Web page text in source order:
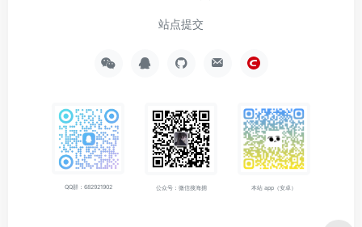
站点提交
QQ群：682921902 公众号：微信搜海拥 本站 app（安卓）